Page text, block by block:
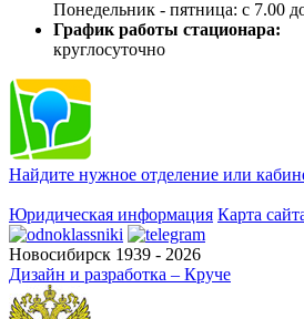
Понедельник - пятница: с 7.00
График работы стационара:
круглосуточно
Найдите нужное отделение или
Юридическая информация Карта
Новосибирск 1939 - 2026
Дизайн и разработка – Круче